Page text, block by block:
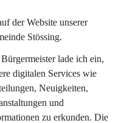
der Website unserer
Stössing.
lade ich ein,
digitalen Services wie
Neuigkeiten,
und
zu erkunden. Die